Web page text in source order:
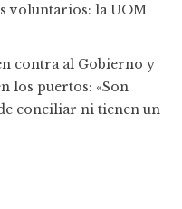
voluntarios: la UOM
contra al Gobierno y
los puertos: «Son
conciliar ni tienen un